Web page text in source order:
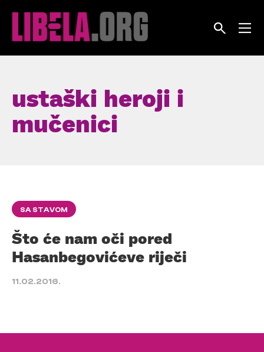
ustaški heroji i
mučenici
SA STAVOM
Što će nam oči pored
Hasanbegovićeve riječi
11.02.2016.